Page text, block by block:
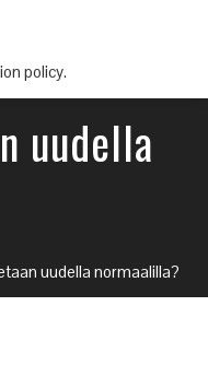
policy.
uudella
uudella normaalilla?